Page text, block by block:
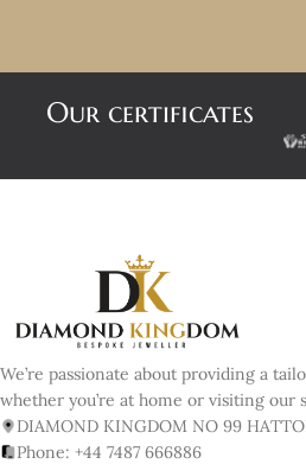
Our certificates
We’re passionate about providing a
whether you’re at home or visiting our
DIAMOND KINGDOM NO 99
Phone: +44 7487 666886